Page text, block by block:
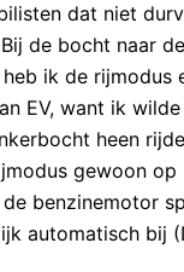
dat niet
de bocht naar de
ik de rijmodus
EV, want ik
heen
gewoon op
benzinemotor
automatisch bij